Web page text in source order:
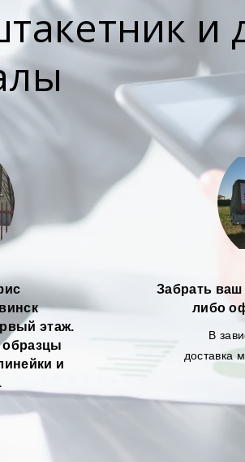
и
этаж.
образцы
и
Забрать ваш
либо
В
доставка